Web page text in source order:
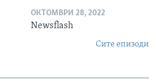
ОКТОМВРИ 28, 2022
Newsflash
Сите епизоди